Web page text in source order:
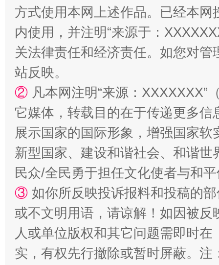
阿坝州三大球赛在茂县开幕 规模
国家大学科技园优化重塑工作
方式使用本网上述作品。已经本
内使用，并注明“来源于：
关法律责任和经济责任。如您对
站反映。
② 凡本网注明“来源：
它媒体，转载目的在于传递更多
展示国家的国际形象，增强国家
新型国家、建设和谐社会、和谐
民众/全民勇于担任文化使者与和
③ 如你所反映投诉报料和投稿的
或不文明用语，请谅解！如因被
人或单位版权和其它问题需即时在
实，有权先行撤除或暂时屏蔽。